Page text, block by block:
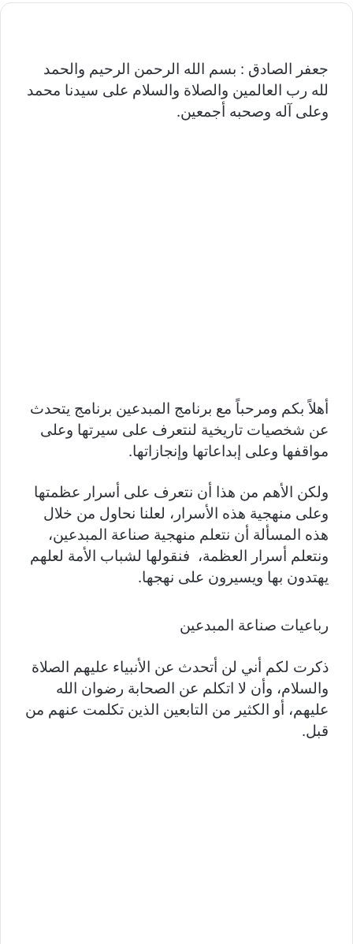
جعفر الصادق : بسم الله الرحمن الرحيم والحمد
لله رب العالمين والصلاة والسلام على سيدنا محمد
وعلى آله وصحبه أجمعين.
أهلاً بكم ومرحباً مع برنامج المبدعين برنامج يتحدث
عن شخصيات تاريخية لنتعرف على سيرتها وعلى
مواقفها وعلى إبداعاتها وإنجازاتها.
ولكن الأهم من هذا أن نتعرف على أسرار عظمتها
وعلى منهجية هذه الأسرار، لعلنا نحاول من خلال
هذه المسألة أن نتعلم منهجية صناعة المبدعين،
ونتعلم أسرار العظمة، فنقولها لشباب الأمة لعلهم
يهتدون بها ويسيرون على نهجها.
رباعيات صناعة المبدعين
ذكرت لكم أني لن أتحدث عن الأنبياء عليهم الصلاة
والسلام، وأن لا اتكلم عن الصحابة رضوان الله
عليهم، أو الكثير من التابعين الذين تكلمت عنهم من
قبل.